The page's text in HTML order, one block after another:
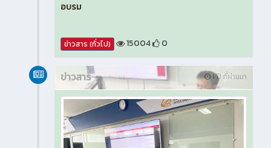
อบรม
ข่าวสาร (ทั่วไป) 15004 0
1 ปี ที่ผ่านมา
ข่าวสาร